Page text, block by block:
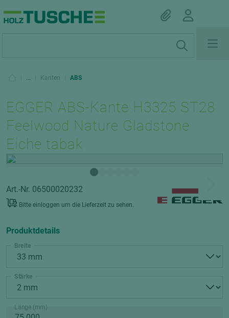
... Kanten ABS
EGGER ABS-Kante H3325 ST28
Feelwood Nature Gladstone
Eiche tabak
Art.-Nr. 06500020232
Bitte einloggen um die Lieferzeit zu sehen.
Produktdetails
Breite
Stärke
Länge (mm)